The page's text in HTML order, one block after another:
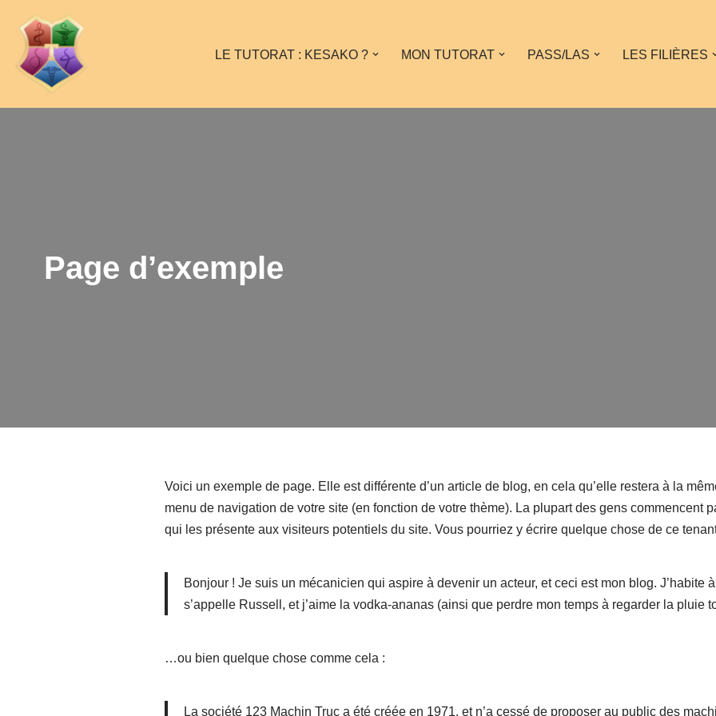
Aller
au
contenu
LE TUTORAT : KESAKO ? MON TUTORAT PASS/LAS LES FILIÈRES
Page d’exemple
Voici un exemple de page. Elle est différente d’un article de blog, en cela qu’elle restera à la
menu de navigation de votre site (en fonction de votre thème). La plupart des gens commencent
qui les présente aux visiteurs potentiels du site. Vous pourriez y écrire quelque chose de ce
Bonjour ! Je suis un mécanicien qui aspire à devenir un acteur, et ceci est mon blog. J’habite
s’appelle Russell, et j’aime la vodka-ananas (ainsi que perdre mon temps à regarder la pluie
…ou bien quelque chose comme cela :
La société 123 Machin Truc a été créée en 1971, et n’a cessé de proposer au public des